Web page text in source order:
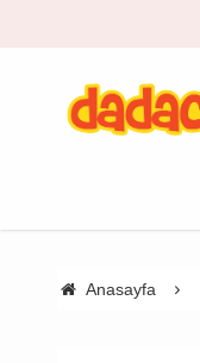
Anasayfa